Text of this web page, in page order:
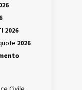
2026
2026